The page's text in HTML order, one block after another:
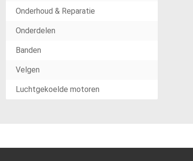
Onderhoud & Reparatie
Onderdelen
Banden
Velgen
Luchtgekoelde motoren